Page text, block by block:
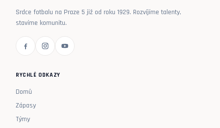
Srdce fotbalu na Praze 5 již od roku 1929. Rozvíjíme talenty,
stavíme komunitu.
RYCHLÉ ODKAZY
Domů
Zápasy
Týmy